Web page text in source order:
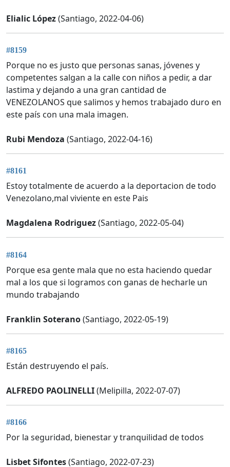
Elialic López(Santiago, 2022-04-06)
#8159
Porque no es justo que personas sanas, jóvenes y
competentes salgan a la calle con niños a pedir, a dar
lastima y dejando a una gran cantidad de
VENEZOLANOS que salimos y hemos trabajado duro en
este país con una mala imagen.
Rubi Mendoza (Santiago, 2022-04-16)
#8161
Estoy totalmente de acuerdo a la deportacion de todo
Venezolano,mal viviente en este Pais
Magdalena Rodriguez(Santiago, 2022-05-04)
#8164
Porque esa gente mala que no esta haciendo quedar
mal a los que si logramos con ganas de hecharle un
mundo trabajando
Franklin Soterano(Santiago, 2022-05-19)
#8165
Están destruyendo el país.
ALFREDO PAOLINELLI(Melipilla, 2022-07-07)
#8166
Por la seguridad, bienestar y tranquilidad de todos
Lisbet Sifontes(Santiago, 2022-07-23)